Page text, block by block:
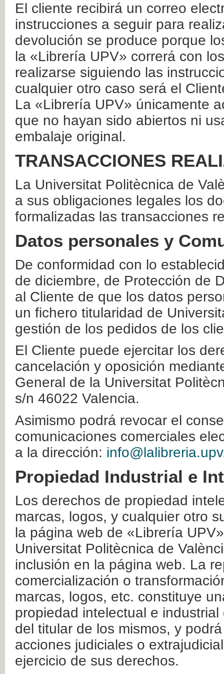
El cliente recibirá un correo
instrucciones a seguir para
devolución se produce porque
la «Librería UPV» correrá con
realizarse siguiendo las
cualquier otro caso será el
La «Librería UPV» únicamente
que no hayan sido abiertos ni
embalaje original.
TRANSACCIONES
La Universitat Politècnica de
a sus obligaciones legales los
formalizadas las transacciones
Datos personales y
De conformidad con lo
de diciembre, de Protección de
al Cliente de que los datos
un fichero titularidad de
gestión de los pedidos de los
El Cliente puede ejercitar los
cancelación y oposición
General de la Universitat
s/n 46022 Valencia.
Asimismo podrá revocar el
comunicaciones comerciales
a la dirección:
Propiedad Industrial e
Los derechos de propiedad
marcas, logos, y cualquier otro
la página web de «Librería
Universitat Politècnica de
inclusión en la página web. La
comercialización o
marcas, logos, etc. constituye
propiedad intelectual e
del titular de los mismos, y
acciones judiciales o
ejercicio de sus derechos.